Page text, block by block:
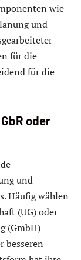
wie
und
für die
für die
oder
und
Häufig wählen
(UG) oder
(GmbH)
besseren